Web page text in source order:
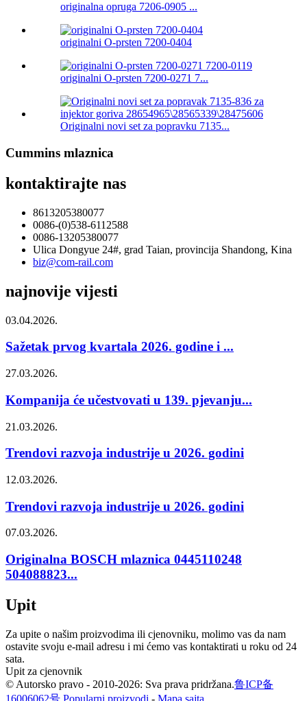
originalna opruga 7206-0905 ...
originalni O-prsten 7200-0404
originalni O-prsten 7200-0271 7...
Originalni novi set za popravku 7135...
Cummins mlaznica
kontaktirajte nas
8613205380077
0086-(0)538-6112588
0086-13205380077
Ulica Dongyue 24#, grad Taian, provincija Shandong, Kina
biz@com-rail.com
najnovije vijesti
03.04.2026.
Sažetak prvog kvartala 2026. godine i ...
27.03.2026.
Kompanija će učestvovati u 139. pjevanju...
21.03.2026.
Trendovi razvoja industrije u 2026. godini
12.03.2026.
Trendovi razvoja industrije u 2026. godini
07.03.2026.
Originalna BOSCH mlaznica 0445110248
504088823...
Upit
Za upite o našim proizvodima ili cjenovniku, molimo vas da nam
ostavite svoju e-mail adresu i mi ćemo vas kontaktirati u roku od 24
sata.
Upit za cjenovnik
© Autorsko pravo - 2010-2026: Sva prava pridržana.鲁ICP备
16006062号 Popularni proizvodi - Mapa sajta